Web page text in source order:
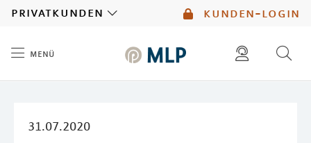
kunden-login
privatkunden
menü
31.07.2020